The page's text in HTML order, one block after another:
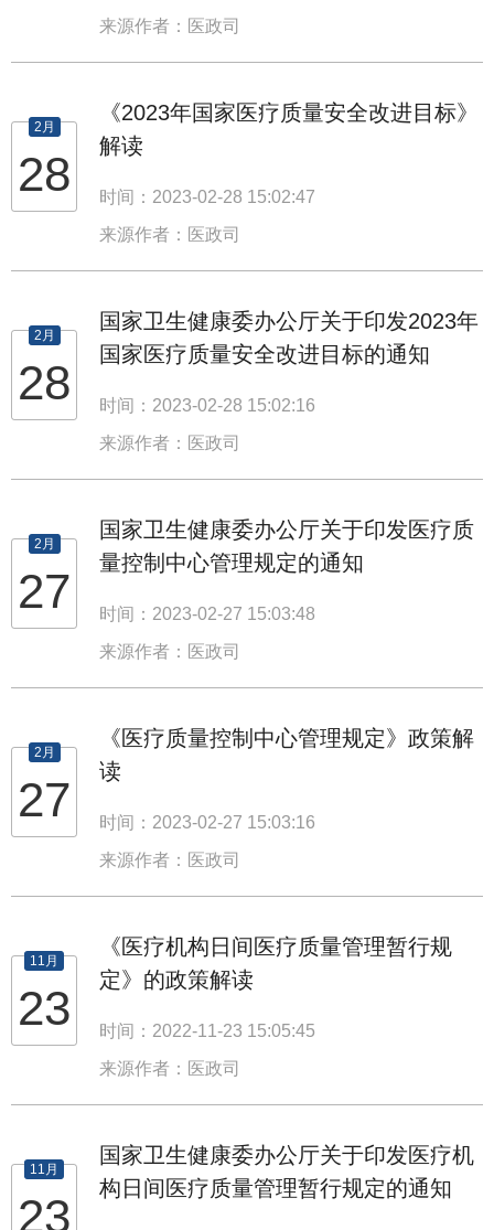
来源作者：医政司
2月
28
《2023年国家医疗质量安全改进目标》
解读
时间：2023-02-28 15:02:47
来源作者：医政司
2月
28
国家卫生健康委办公厅关于印发2023年
国家医疗质量安全改进目标的通知
时间：2023-02-28 15:02:16
来源作者：医政司
2月
27
国家卫生健康委办公厅关于印发医疗质
量控制中心管理规定的通知
时间：2023-02-27 15:03:48
来源作者：医政司
2月
27
《医疗质量控制中心管理规定》政策解
读
时间：2023-02-27 15:03:16
来源作者：医政司
11月
23
《医疗机构日间医疗质量管理暂行规
定》的政策解读
时间：2022-11-23 15:05:45
来源作者：医政司
11月
23
国家卫生健康委办公厅关于印发医疗机
构日间医疗质量管理暂行规定的通知